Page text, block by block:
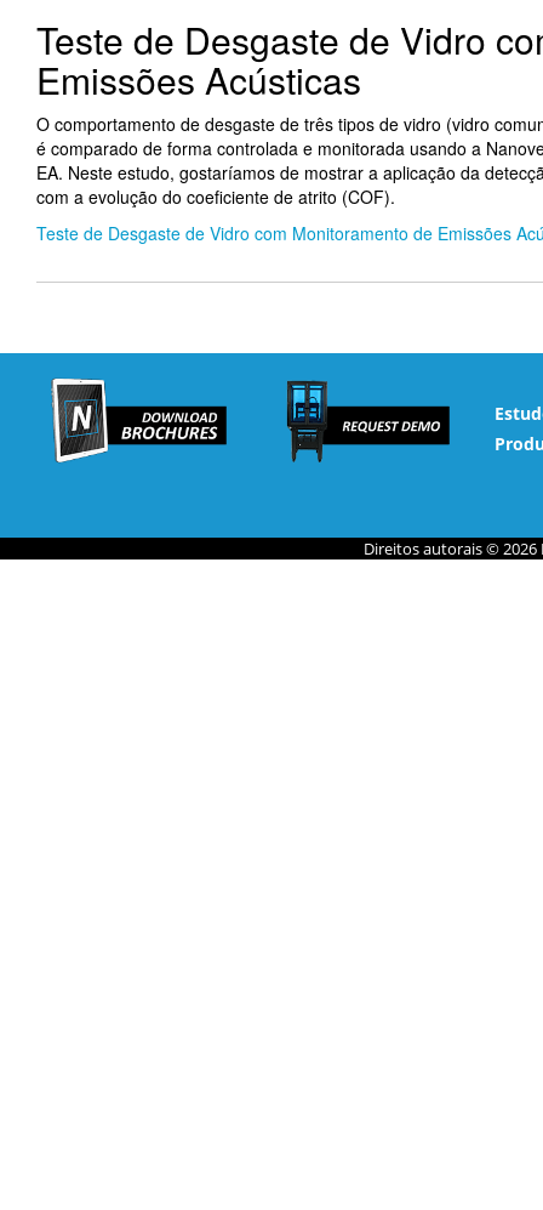
Teste de Desgaste de Vidro
Emissões Acústicas
O comportamento de desgaste de três tipos de vidro (vidro
é comparado de forma controlada e monitorada usando a
EA. Neste estudo, gostaríamos de mostrar a aplicação da
com a evolução do coeficiente de atrito (COF).
Teste de Desgaste de Vidro com Monitoramento de Emissões
Direitos autorais © 2026